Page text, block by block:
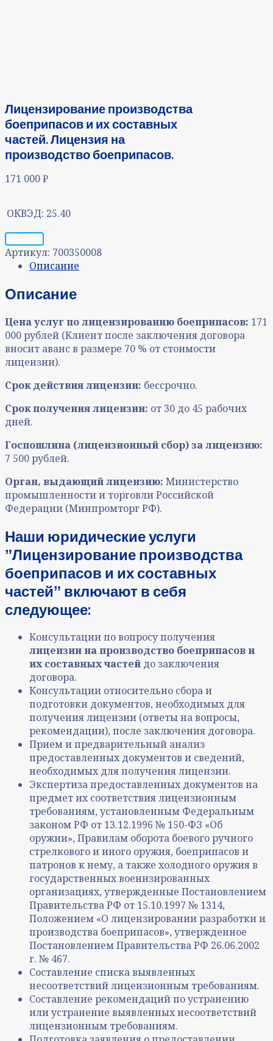
Лицензирование производства
боеприпасов и их составных
частей. Лицензия на
производство боеприпасов.
171 000₽
ОКВЭД: 25.40
Артикул: 700350008
Описание
Описание
Цена услуг по лицензированию боеприпасов: 171
000 рублей (Клиент после заключения договора
вносит аванс в размере 70 % от стоимости
лицензии).
Срок действия лицензии: бессрочно.
Срок получения лицензии: от 30 до 45 рабочих
дней.
Госпошлина (лицензионный сбор) за лицензию:
7 500 рублей.
Орган, выдающий лицензию: Министерство
промышленности и торговли Российской
Федерации (Минпромторг РФ).
Наши юридические услуги
ˮЛицензирование производства
боеприпасов и их составных
частейˮ включают в себя
следующее:
Консультации по вопросу получения
лицензии на производство боеприпасов и
их составных частей до заключения
договора.
Консультации относительно сбора и
подготовки документов, необходимых для
получения лицензии (ответы на вопросы,
рекомендации), после заключения договора.
Прием и предварительный анализ
предоставленных документов и сведений,
необходимых для получения лицензии.
Экспертиза предоставленных документов на
предмет их соответствия лицензионным
требованиям, установленным Федеральным
законом РФ от 13.12.1996 № 150-ФЗ «Об
оружии», Правилам оборота боевого ручного
стрелкового и иного оружия, боеприпасов и
патронов к нему, а также холодного оружия в
государственных военизированных
организациях, утвержденные Постановлением
Правительства РФ от 15.10.1997 № 1314,
Положением «О лицензировании разработки и
производства боеприпасов», утвержденное
Постановлением Правительства РФ 26.06.2002
г. № 467.
Составление списка выявленных
несоответствий лицензионным требованиям.
Составление рекомендаций по устранению
или устранение выявленных несоответствий
лицензионным требованиям.